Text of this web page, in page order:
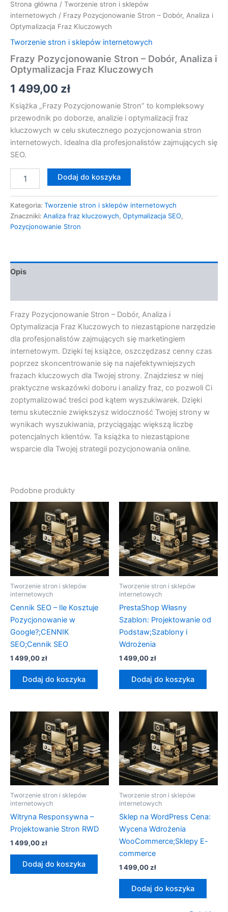
Strona główna / Tworzenie stron i sklepów
internetowych / Frazy Pozycjonowanie Stron – Dobór, Analiza i
Optymalizacja Fraz Kluczowych
Tworzenie stron i sklepów internetowych
Frazy Pozycjonowanie Stron – Dobór, Analiza i
Optymalizacja Fraz Kluczowych
1 499,00 zł
Książka „Frazy Pozycjonowanie Stron” to kompleksowy
przewodnik po doborze, analizie i optymalizacji fraz
kluczowych w celu skutecznego pozycjonowania stron
internetowych. Idealna dla profesjonalistów zajmujących się
SEO.
Dodaj do koszyka
Kategoria: Tworzenie stron i sklepów internetowych
Znaczniki: Analiza fraz kluczowych, Optymalizacja SEO,
Pozycjonowanie Stron
Opis
Frazy Pozycjonowanie Stron – Dobór, Analiza i
Optymalizacja Fraz Kluczowych to niezastąpione narzędzie
dla profesjonalistów zajmujących się marketingiem
internetowym. Dzięki tej książce, oszczędzasz cenny czas
poprzez skoncentrowanie się na najefektywniejszych
frazach kluczowych dla Twojej strony. Znajdziesz w niej
praktyczne wskazówki doboru i analizy fraz, co pozwoli Ci
zoptymalizować treści pod kątem wyszukiwarek. Dzięki
temu skutecznie zwiększysz widoczność Twojej strony w
wynikach wyszukiwania, przyciągając większą liczbę
potencjalnych klientów. Ta książka to niezastąpione
wsparcie dla Twojej strategii pozycjonowania online.
Podobne produkty
Tworzenie stron i sklepów
internetowych
Cennik SEO – Ile Kosztuje
Pozycjonowanie w
Google?;CENNIK
SEO;Cennik SEO
1 499,00zł
Dodaj do koszyka
Tworzenie stron i sklepów
internetowych
PrestaShop Własny
Szablon: Projektowanie od
Podstaw;Szablony i
Wdrożenia
1 499,00zł
Dodaj do koszyka
Tworzenie stron i sklepów
internetowych
Witryna Responsywna –
Projektowanie Stron RWD
1 499,00zł
Dodaj do koszyka
Tworzenie stron i sklepów
internetowych
Sklep na WordPress Cena:
Wycena Wdrożenia
WooCommerce;Sklepy E-
commerce
1 499,00zł
Dodaj do koszyka